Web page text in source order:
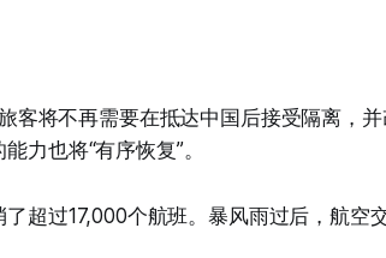
客将不再需要在抵达中国后接受隔离，
力也将“有序恢复”。
超过17,000个航班。暴风雨过后，航空